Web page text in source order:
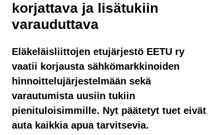
korjattava ja lisätukiin
varauduttava
Eläkeläisliittojen etujärjestö EETU ry
vaatii korjausta sähkömarkkinoiden
hinnoittelujärjestelmään sekä
varautumista uusiin tukiin
pienituloisimmille. Nyt päätetyt tuet eivät
auta kaikkia apua tarvitsevia.